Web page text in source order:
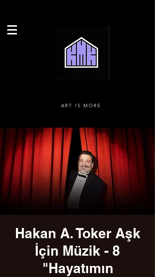
ART IS MORE
Hakan A. Toker Aşk
İçin Müzik - 8
"Hayatımın